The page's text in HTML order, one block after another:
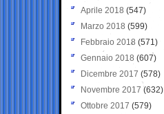
Aprile 2018 (547)
Marzo 2018 (599)
Febbraio 2018 (571)
Gennaio 2018 (607)
Dicembre 2017 (578)
Novembre 2017 (632)
Ottobre 2017 (579)